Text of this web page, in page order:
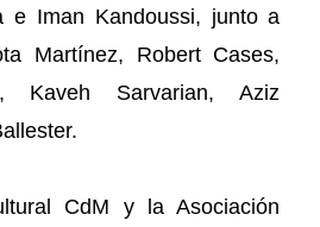
e Iman Kandoussi, junto a
Martínez, Robert Cases,
Kaveh Sarvarian, Aziz
CdM y la Asociación